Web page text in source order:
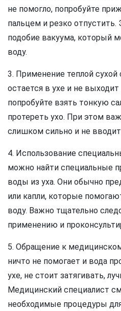
не помогло, попробуйте
пальцем и резко
подобие вакуума, который
воду.
3. Применение теплой сухой
остается в ухе и не
попробуйте взять тонкую
протереть ухо. При этом
слишком сильно и не
4. Использование
можно найти специальные
воды из уха. Они обычно
или капли, которые
воду. Важно тщательно
применению и
5. Обращение к
ничто не помогает и вода
ухе, не стоит затягивать,
Медицинский специалист
необходимые процедуры